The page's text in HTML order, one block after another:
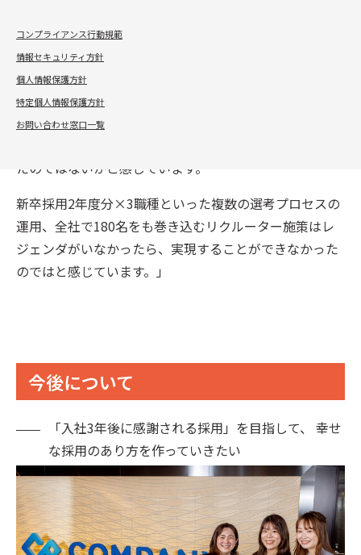
コンプライアンス行動規範
情報セキュリティ方針
個人情報保護方針
特定個人情報保護方針
お問い合わせ窓口一覧
にとってもインパクトは大きく、全社が採用に協力的に
なってきた風土を感じ始めています。
ある採用媒体では、名だたる企業と肩をならべて、学生
の選考満足度が高かった企業に贈られるアワードを受賞
たのではないかと感じています。
新卒採用2年度分×3職種といった複数の選考プロセスの
運用、全社で180名をも巻き込むリクルーター施策はレ
ジェンダがいなかったら、実現することができなかった
のではと感じています。」
今後について
「入社3年後に感謝される採用」を目指して、 幸せ
な採用のあり方を作っていきたい